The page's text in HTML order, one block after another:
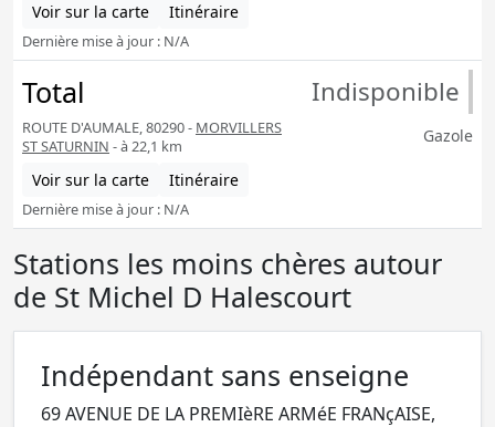
Voir sur la carte Itinéraire
Dernière mise à jour : N/A
Total
ROUTE D'AUMALE, 80290 - MORVILLERS
ST SATURNIN - à 22,1 km
Voir sur la carte Itinéraire
Dernière mise à jour : N/A
Indisponible
Gazole
Stations les moins chères autour
de St Michel D Halescourt
Indépendant sans enseigne
69 AVENUE DE LA PREMIèRE ARMéE FRANçAISE,